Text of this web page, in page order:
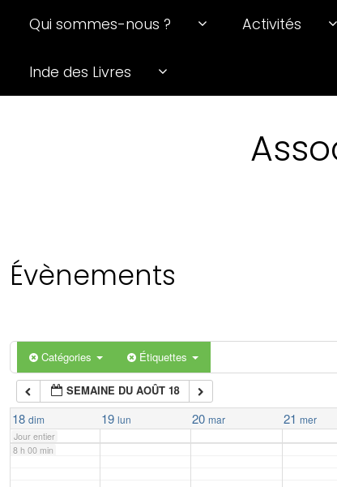
Qui sommes-nous ? Activités
Inde des Livres
Évènements
Catégories Étiquettes
SEMAINE DU AOÛT 18
18 dim 19 lun 20 mar 21 mer
Jour entier
6 h 00 min
7 h 00 min
8 h 00 min